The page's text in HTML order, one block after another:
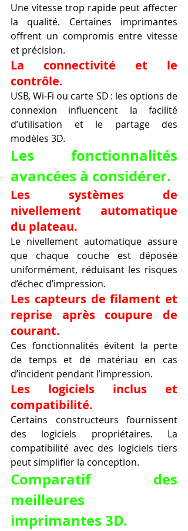
Une vitesse trop rapide peut affecter
la qualité. Certaines imprimantes
offrent un compromis entre vitesse
et précision.
La connectivité et le
contrôle.
USB, Wi-Fi ou carte SD : les options de
connexion influencent la facilité
d’utilisation et le partage des
modèles 3D.
Les fonctionnalités
avancées à considérer.
Les systèmes de
nivellement automatique
du plateau.
Le nivellement automatique assure
que chaque couche est déposée
uniformément, réduisant les risques
d’échec d’impression.
Les capteurs de filament et
reprise après coupure de
courant.
Ces fonctionnalités évitent la perte
de temps et de matériau en cas
d’incident pendant l’impression.
Les logiciels inclus et
compatibilité.
Certains constructeurs fournissent
des logiciels propriétaires. La
compatibilité avec des logiciels tiers
peut simplifier la conception.
Comparatif des
meilleures
imprimantes 3D.